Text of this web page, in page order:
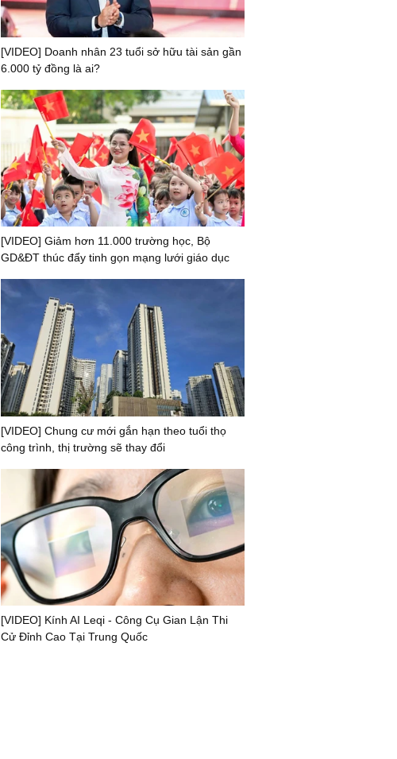
[VIDEO] Doanh nhân 23 tuổi sở hữu tài sản gần
6.000 tỷ đồng là ai?
[VIDEO] Giảm hơn 11.000 trường học, Bộ
GD&ĐT thúc đẩy tinh gọn mạng lưới giáo dục
[VIDEO] Chung cư mới gắn hạn theo tuổi thọ
công trình, thị trường sẽ thay đổi
[VIDEO] Kính AI Leqi - Công Cụ Gian Lận Thi
Cử Đỉnh Cao Tại Trung Quốc